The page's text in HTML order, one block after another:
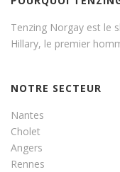
Tenzing Norgay est le
Hillary, le premier
NOTRE SECTEUR
Nantes
Cholet
Angers
Rennes